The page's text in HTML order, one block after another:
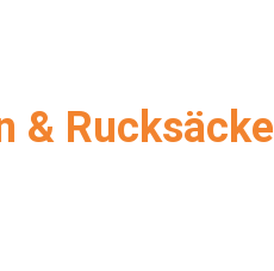
& Rucksäcke